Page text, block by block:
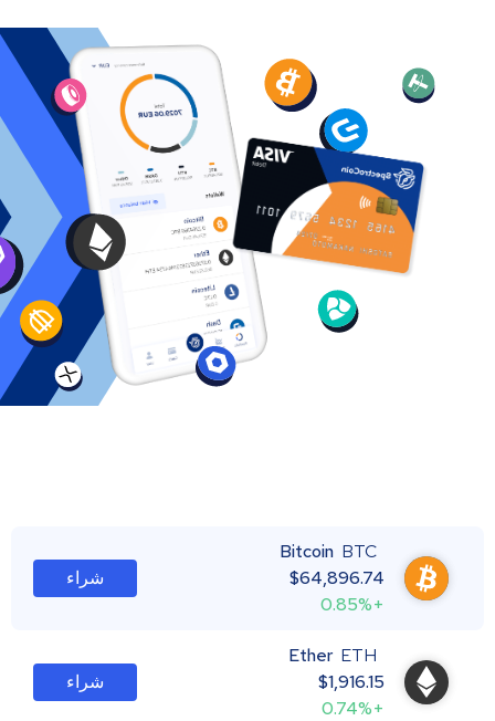
Bitcoin BTC
$64,896.74
+0.85%
شراء
Ether ETH
$1,916.15
+0.74%
شراء